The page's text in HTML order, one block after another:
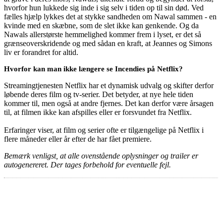
hvorfor hun lukkede sig inde i sig selv i tiden op til sin død. Ved
fælles hjælp lykkes det at stykke sandheden om Nawal sammen - en
kvinde med en skæbne, som de slet ikke kan genkende. Og da
Nawals allerstørste hemmelighed kommer frem i lyset, er det så
grænseoverskridende og med sådan en kraft, at Jeannes og Simons
liv er forandret for altid.
Hvorfor kan man ikke længere se Incendies på Netflix?
Streamingtjenesten Netflix har et dynamisk udvalg og skifter derfor
løbende deres film og tv-serier. Det betyder, at nye hele tiden
kommer til, men også at andre fjernes. Det kan derfor være årsagen
til, at filmen ikke kan afspilles eller er forsvundet fra Netflix.
Erfaringer viser, at film og serier ofte er tilgængelige på Netflix i
flere måneder eller år efter de har fået premiere.
Bemærk venligst, at alle ovenstående oplysninger og trailer er
autogenereret. Der tages forbehold for eventuelle fejl.